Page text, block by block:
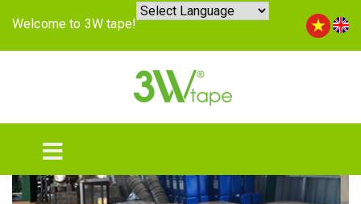
Welcome to 3W tape!